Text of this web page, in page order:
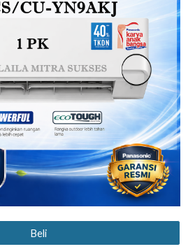
Beli